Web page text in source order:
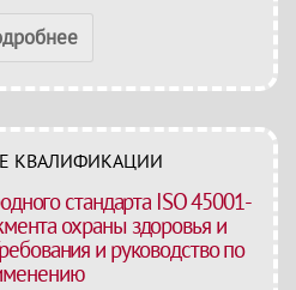
КВАЛИФИКАЦИИ
стандарта ISO 45001-
охраны здоровья и
и руководство по